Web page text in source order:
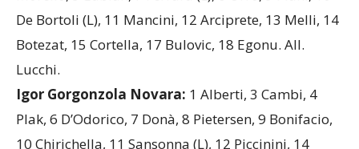
Club Italia CRAI:1 Enweonwu, 3 Perinelli, 4
Morello, 5 Lubian, 7 Ferrara (L), 8 Orro, 9 Piani, 10
De Bortoli (L), 11 Mancini, 12 Arciprete, 13 Melli, 14
Botezat, 15 Cortella, 17 Bulovic, 18 Egonu. All.
Lucchi.
Igor Gorgonzola Novara: 1 Alberti, 3 Cambi, 4